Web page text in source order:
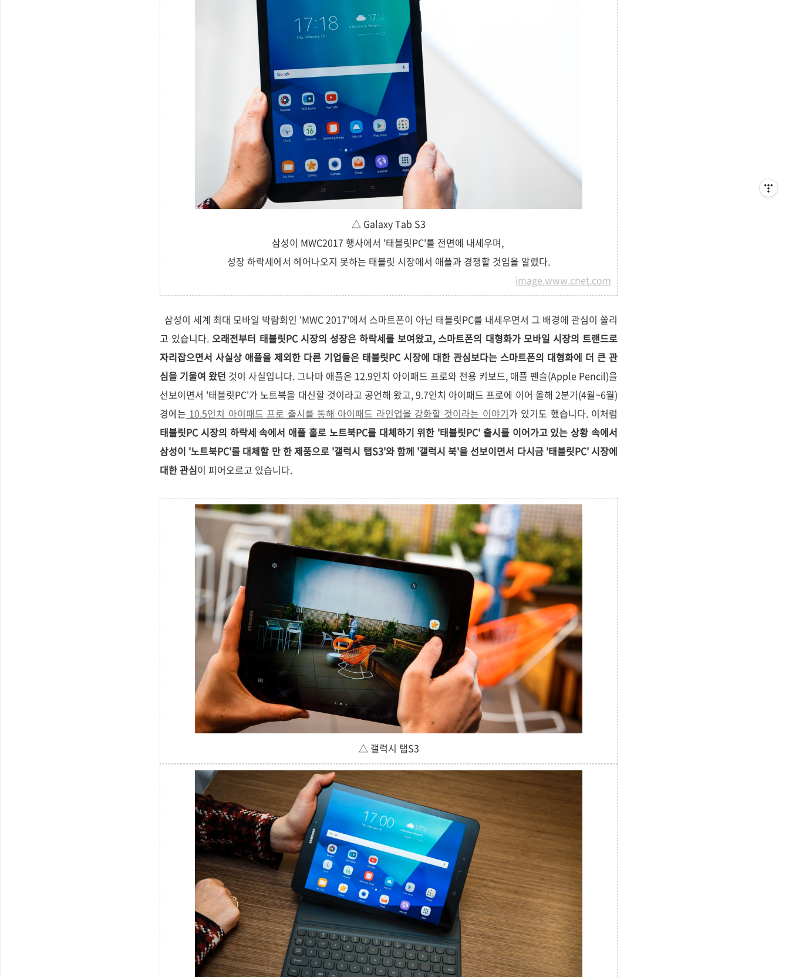
△ Galaxy Tab S3
삼성이 MWC2017 행사에서 '태블릿PC'를 전면에 내세우며,
성장 하락세에서 헤어나오지 못하는 태블릿 시장에서 애플과 경쟁할 것임을 알렸다.
image.www.cnet.com
삼성이 세계 최대 모바일 박람회인 'MWC 2017'에서 스마트폰이 아닌 태블릿PC를 내세우면서 그 배경에 관심이 쏠리
고 있습니다.오래전부터 태블릿PC 시장의 성장은 하락세를 보여왔고, 스마트폰의 대형화가 모바일 시장의 트랜드로
자리잡으면서 사실상 애플을 제외한 다른 기업들은 태블릿PC 시장에 대한 관심보다는 스마트폰의 대형화에 더 큰 관
심을 기울여 왔던 것이 사실입니다. 그나마 애플은 12.9인치 아이패드 프로와 전용 키보드, 애플 펜슬(Apple Pencil)을
선보이면서 '태블릿PC'가 노트북을 대신할 것이라고 공언해 왔고, 9.7인치 아이패드 프로에 이어 올해 2분기(4월~6월)
경에는 10.5인치 아이패드 프로 출시를 통해 아이패드 라인업을 강화할 것이라는 이야기가 있기도 했습니다. 이처럼
태블릿PC 시장의 하락세 속에서 애플 홀로 노트북PC를 대체하기 위한 '태블릿PC' 출시를 이어가고 있는 상황 속에서
삼성이 '노트북PC'를 대체할 만 한 제품으로 '갤럭시 탭S3'와 함께 '갤럭시 북'을 선보이면서 다시금 '태블릿PC' 시장에
대한 관심이 피어오르고 있습니다.
△ 갤럭시 탭S3